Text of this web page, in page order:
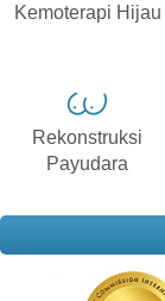
Kemoterapi Hijau
Rekonstruksi
Payudara